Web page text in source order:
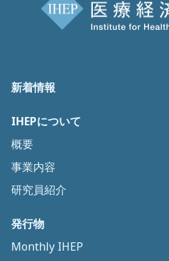
新着情報
IHEPについて
概要
事業内容
研究員紹介
発行物
Monthly IHEP